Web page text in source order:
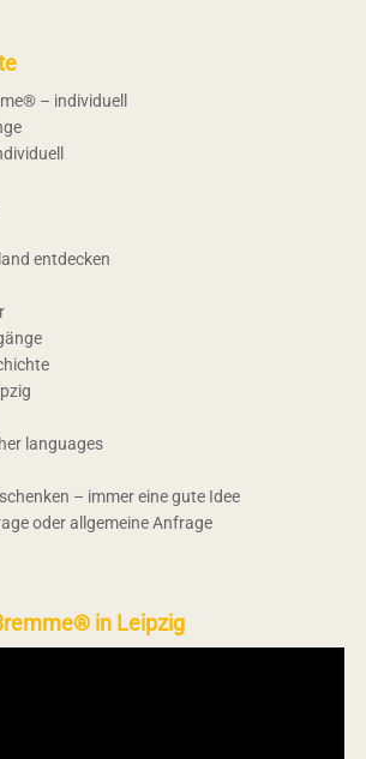
– individuell
entdecken
languages
– immer eine gute Idee
oder allgemeine Anfrage
in Leipzig